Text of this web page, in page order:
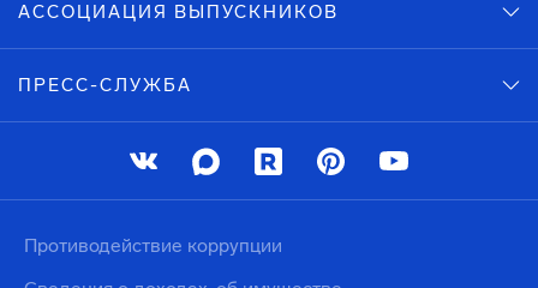
АССОЦИАЦИЯ ВЫПУСКНИКОВ
ПРЕСС-СЛУЖБА
Противодействие коррупции